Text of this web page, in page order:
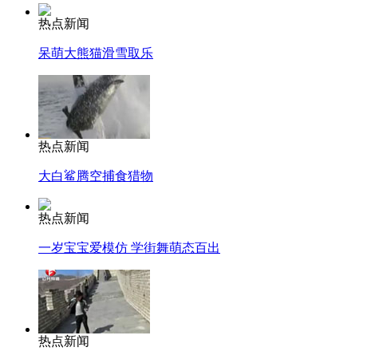
热点新闻
呆萌大熊猫滑雪取乐
热点新闻
大白鲨腾空捕食猎物
热点新闻
一岁宝宝爱模仿 学街舞萌态百出
热点新闻